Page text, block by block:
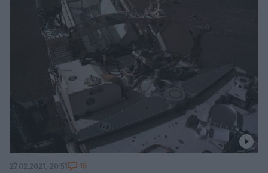
27.02.2021, 20:51 18